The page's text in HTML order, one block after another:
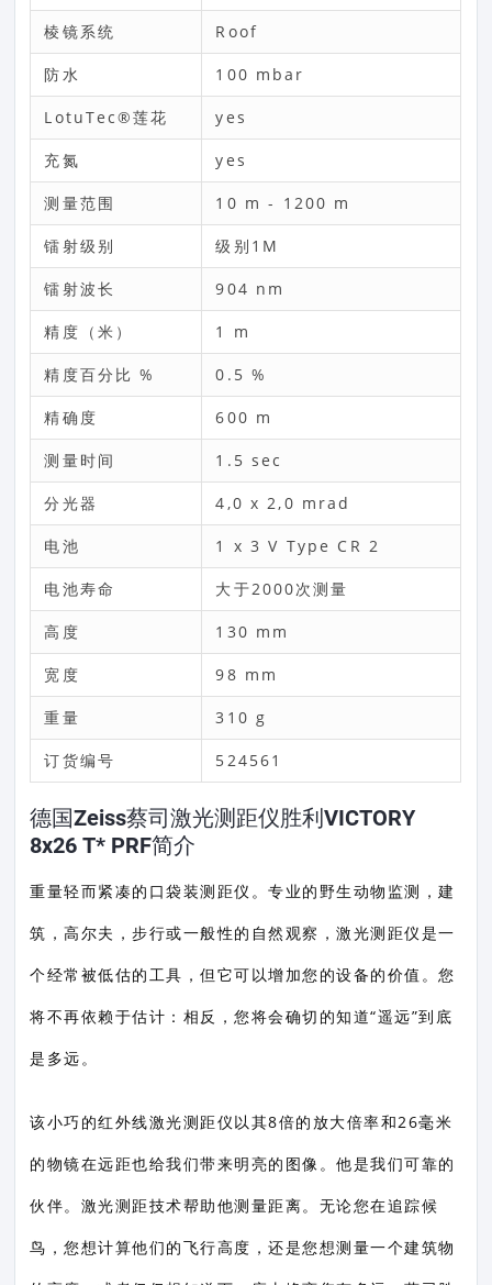
棱镜系统 Roof
防水 100 mbar
LotuTec®莲花 yes
充氮 yes
测量范围 10 m - 1200 m
镭射级别 级别1M
镭射波长 904 nm
精度（米） 1 m
精度百分比 % 0.5 %
精确度 600 m
测量时间 1.5 sec
分光器 4,0 x 2,0 mrad
电池 1 x 3 V Type CR 2
电池寿命 大于2000次测量
高度 130 mm
宽度 98 mm
重量 310 g
订货编号 524561
德国Zeiss蔡司激光测距仪胜利VICTORY
8x26 T* PRF简介
重量轻而紧凑的口袋装测距仪。专业的野生动物监测，建
筑，高尔夫，步行或一般性的自然观察，激光测距仪是一
个经常被低估的工具，但它可以增加您的设备的价值。您
将不再依赖于估计：相反，您将会确切的知道“遥远”到底
是多远。
该小巧的红外线激光测距仪以其8倍的放大倍率和26毫米
的物镜在远距也给我们带来明亮的图像。他是我们可靠的
伙伴。激光测距技术帮助他测量距离。无论您在追踪候
鸟，您想计算他们的飞行高度，还是您想测量一个建筑物